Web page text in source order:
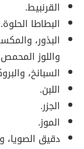
القرنبيط.
البطاطا الحلوة.
البذور،
واللوز
السبانخ،
اللبن.
الجزر.
الموز.
دقيق الصويا،